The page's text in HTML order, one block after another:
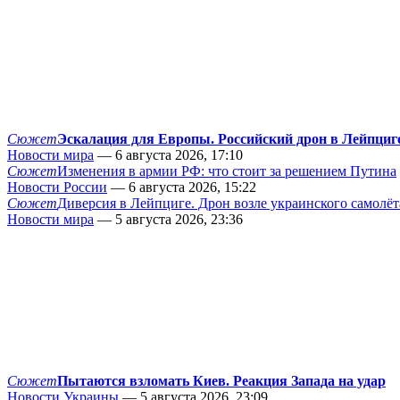
СюжетЭскалация для Европы. Российский дрон в
Новости мира — 6 августа 2026, 17:10
СюжетИзменения в армии РФ: что стоит за решением Путина
Новости России — 6 августа 2026, 15:22
СюжетДиверсия в Лейпциге. Дрон возле украинского
Новости мира — 5 августа 2026, 23:36
СюжетПытаются взломать Киев. Реакция Запада на удар